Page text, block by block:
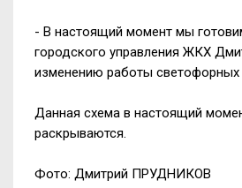
- В настоящий момент мы
городского управления ЖКХ
изменению работы светофорных
Данная схема в настоящий
раскрываются.
Фото: Дмитрий ПРУДНИКОВ